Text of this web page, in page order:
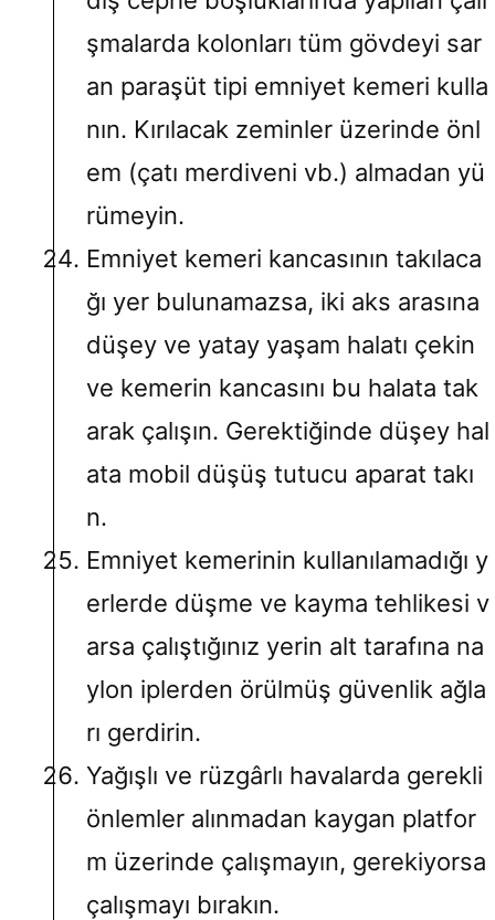
şmalarda kolonları tüm gövdeyi sar
an paraşüt tipi emniyet kemeri kulla
nın. Kırılacak zeminler üzerinde önl
em (çatı merdiveni vb.) almadan yü
rümeyin.
Emniyet kemeri kancasının takılaca
ğı yer bulunamazsa, iki aks arasına
düşey ve yatay yaşam halatı çekin
ve kemerin kancasını bu halata tak
arak çalışın. Gerektiğinde düşey hal
ata mobil düşüş tutucu aparat takı
n.
Emniyet kemerinin kullanılamadığı y
erlerde düşme ve kayma tehlikesi v
arsa çalıştığınız yerin alt tarafına na
ylon iplerden örülmüş güvenlik ağla
rı gerdirin.
Yağışlı ve rüzgârlı havalarda gerekli
önlemler alınmadan kaygan platfor
m üzerinde çalışmayın, gerekiyorsa
çalışmayı bırakın.